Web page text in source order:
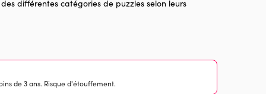
différentes catégories de puzzles selon leurs
de 3 ans. Risque d'étouffement.